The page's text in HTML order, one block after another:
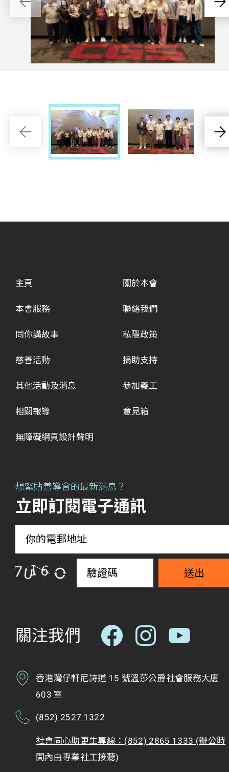
主頁
本會服務
同你講故事
慈善活動
其他活動及消息
相關報導
關於本會
聯絡我們
私隱政策
捐助支持
參加義工
意見箱
無障礙網頁設計聲明
想緊貼善導會的最新消息？
立即訂閱電子通訊
送出
關注我們
香港灣仔軒尼詩道 15 號溫莎公爵社會服務大廈
603 室
(852) 2527 1322
社會同心助更生專線：(852) 2865 1333 (辦公時
間內由專業社工接聽)